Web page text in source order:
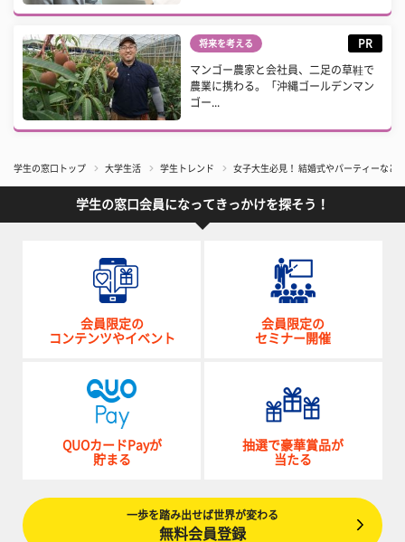
将来を考える PR
マンゴー農家と会社員、二足の草鞋で
農業に携わる。「沖縄ゴールデンマン
ゴー...
学生の窓口トップ 大学生活 学生トレンド 女子大生必見！ 結婚式やパーティーなど
学生の窓口会員になってきっかけを探そう！
会員限定の
コンテンツやイベント
会員限定の
セミナー開催
QUOカードPayが
貯まる
抽選で豪華賞品が
当たる
一歩を踏み出せば世界が変わる
無料会員登録